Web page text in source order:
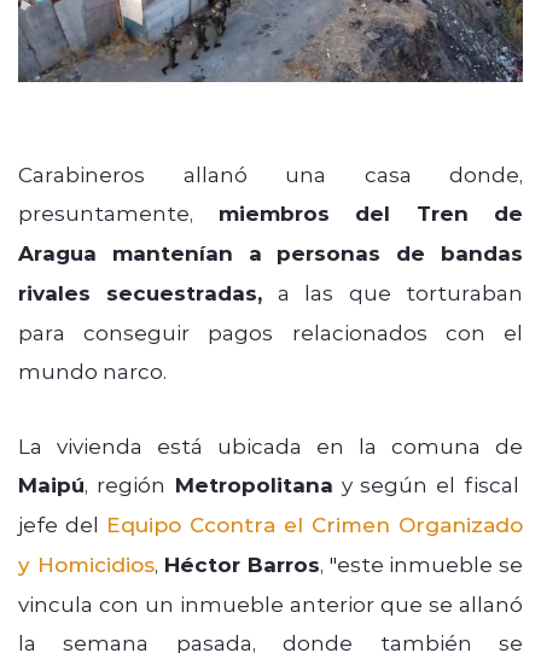
Carabineros allanó una casa donde,
presuntamente, miembros del Tren de
Aragua mantenían a personas de bandas
rivales secuestradas, a las que torturaban
para conseguir pagos relacionados con el
mundo narco.
La vivienda está ubicada en la comuna de
Maipú, región Metropolitana y según el fiscal
jefe del Equipo Ccontra el Crimen Organizado
y Homicidios, Héctor Barros, "este inmueble se
vincula con un inmueble anterior que se allanó
la semana pasada, donde también se